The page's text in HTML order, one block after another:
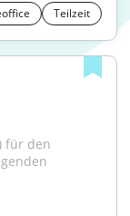
Teilzeit
für den